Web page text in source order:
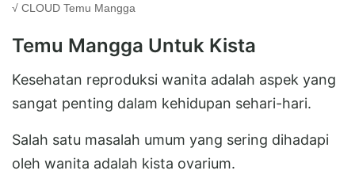
√ CLOUD Temu Mangga
Temu Mangga Untuk Kista
Kesehatan reproduksi wanita adalah aspek yang
sangat penting dalam kehidupan sehari-hari.
Salah satu masalah umum yang sering dihadapi
oleh wanita adalah kista ovarium.